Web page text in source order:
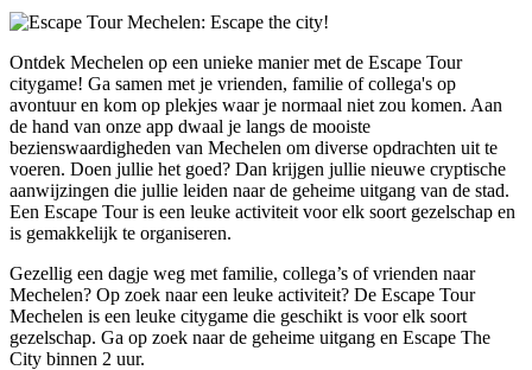
Ontdek Mechelen op een unieke manier met de Escape Tour
citygame! Ga samen met je vrienden, familie of collega's op
avontuur en kom op plekjes waar je normaal niet zou komen. Aan
de hand van onze app dwaal je langs de mooiste
bezienswaardigheden van Mechelen om diverse opdrachten uit te
voeren. Doen jullie het goed? Dan krijgen jullie nieuwe cryptische
aanwijzingen die jullie leiden naar de geheime uitgang van de stad.
Een Escape Tour is een leuke activiteit voor elk soort gezelschap en
is gemakkelijk te organiseren.
Gezellig een dagje weg met familie, collega’s of vrienden naar
Mechelen? Op zoek naar een leuke activiteit? De Escape Tour
Mechelen is een leuke citygame die geschikt is voor elk soort
gezelschap. Ga op zoek naar de geheime uitgang en Escape The
City binnen 2 uur.